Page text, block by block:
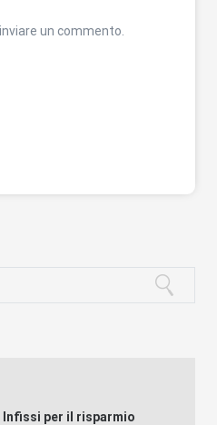
un commento.
per il risparmio